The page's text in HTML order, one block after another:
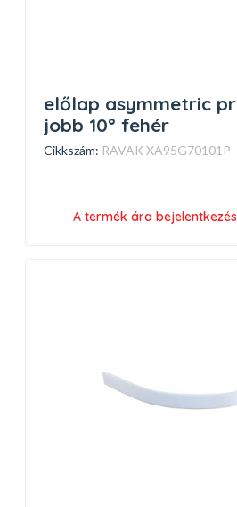
előlap asymmetric
jobb 10° fehér
Cikkszám: RAVAK XA95G70101P
A termék ára